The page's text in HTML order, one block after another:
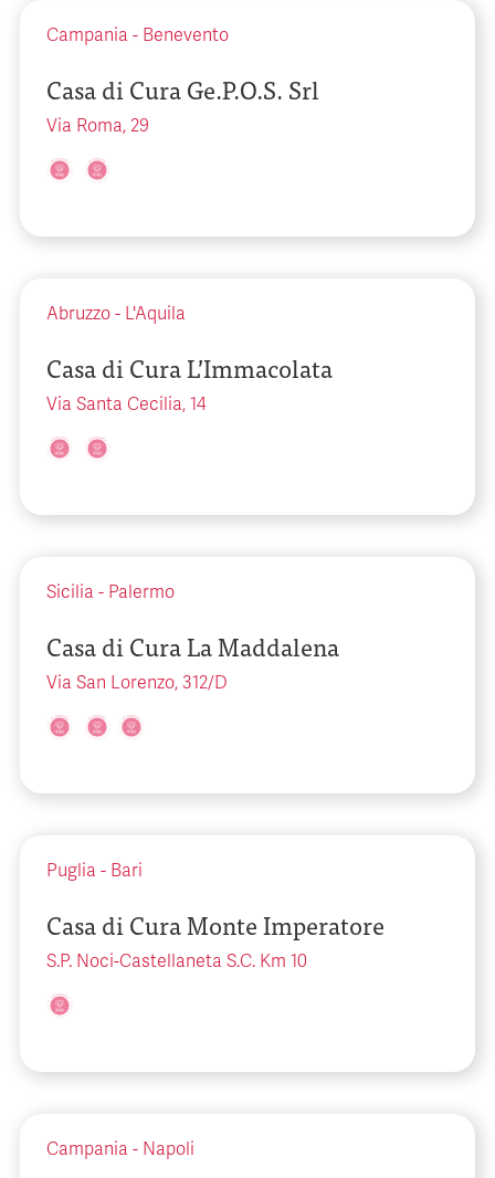
Campania - Benevento
Casa di Cura Ge.P.O.S. Srl
Via Roma, 29
Abruzzo - L'Aquila
Casa di Cura L’Immacolata
Via Santa Cecilia, 14
Sicilia - Palermo
Casa di Cura La Maddalena
Via San Lorenzo, 312/D
Puglia - Bari
Casa di Cura Monte Imperatore
S.P. Noci-Castellaneta S.C. Km 10
Campania - Napoli